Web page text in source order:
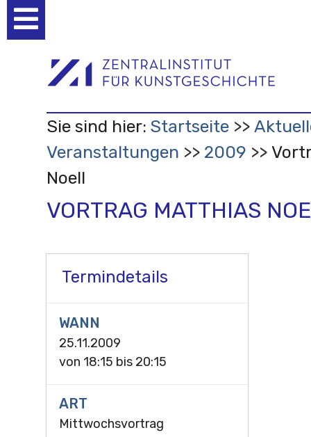
Werkzeuge
Sie sind hier: Startseite
Veranstaltungen
2009
Noell
VORTRAG MATTHIAS
Termindetails
WANN
25.11.2009
von 18:15 bis 20:15
ART
Mittwochsvortrag